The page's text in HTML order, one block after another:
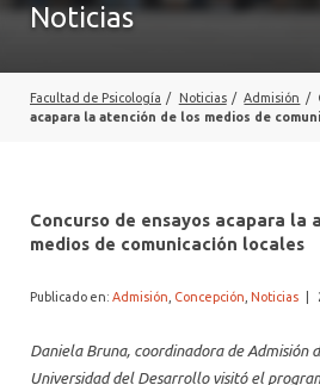
POSTGRADOS Y EDUCACIÓN CONTINUA
ALUMNI PSICOLOGÍA UDD
SERVICIO DE PSICOLOGÍA INTEGRAL
Noticias
Facultad de Psicología / Noticias / Admisión /
acapara la atención de los medios de
Concurso de ensayos acapara la
medios de comunicación locales
Publicado en: Admisión Concepción Noticias
Daniela Bruna, coordinadora de Admisión
Universidad del Desarrollo visitó el